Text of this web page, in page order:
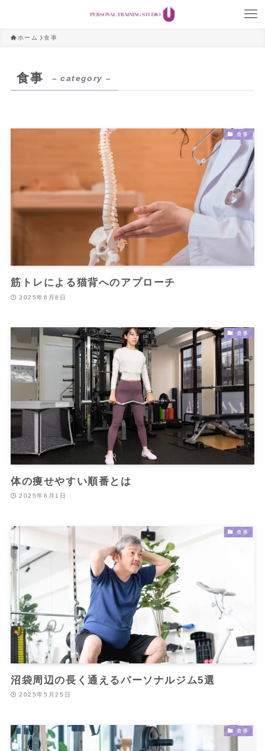
ホーム 食事
食事 – category –
食事
筋トレによる猫背へのアプローチ
2025年6月8日
食事
体の痩せやすい順番とは
2025年6月1日
食事
沼袋周辺の長く通えるパーソナルジム5選
2025年5月25日
食事